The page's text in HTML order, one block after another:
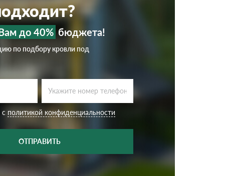
до 40% бюджета!
по подбору кровли под
с политикой конфиденциальности
ОТПРАВИТЬ